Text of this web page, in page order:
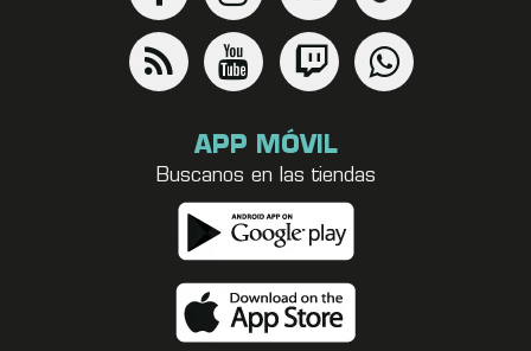
APP MÓVIL
Buscanos en las tiendas